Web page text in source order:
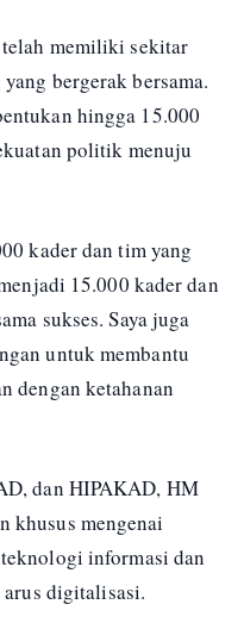
memiliki sekitar
bergerak bersama.
hingga 15.000
politik menuju
kader dan tim yang
15.000 kader dan
sukses. Saya juga
untuk membantu
dengan ketahanan
dan HIPAKAD, HM
khusus mengenai
informasi dan
arus digitalisasi.